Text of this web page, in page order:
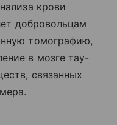
крови
добровольцам
томографию,
в мозге тау-
связанных